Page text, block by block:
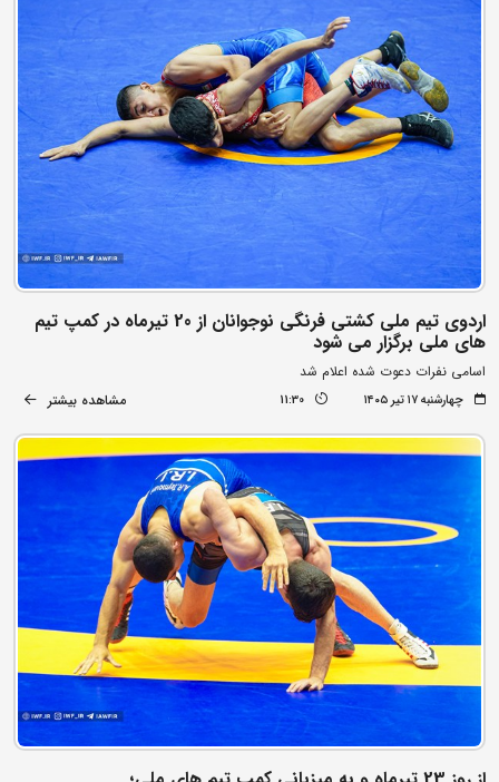
اردوی تیم ملی کشتی فرنگی نوجوانان از 20 تیرماه در کمپ تیم
های ملی برگزار می شود
اسامی نفرات دعوت شده اعلام شد
چهارشنبه ۱۷ تیر ۱۴۰۵ 11:30 مشاهده بیشتر